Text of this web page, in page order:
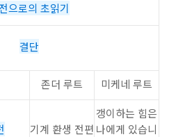
으로의 초읽기
결단
존더 루트 미케네 루트
기계 환생 전편
갱이하는 힘은
나에게 있습니